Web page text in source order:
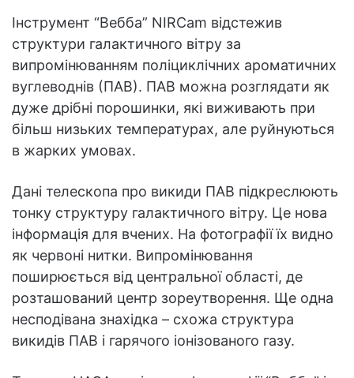
Інструмент “Вебба” NIRCam відстежив
структури галактичного вітру за
випромінюванням поліциклічних ароматичних
вуглеводнів (ПАВ). ПАВ можна розглядати як
дуже дрібні порошинки, які виживають при
більш низьких температурах, але руйнуються
в жарких умовах.
Дані телескопа про викиди ПАВ підкреслюють
тонку структуру галактичного вітру. Це нова
інформація для вчених. На фотографії їх видно
як червоні нитки. Випромінювання
поширюється від центральної області, де
розташований центр зореутворення. Ще одна
несподівана знахідка – схожа структура
викидів ПАВ і гарячого іонізованого газу.